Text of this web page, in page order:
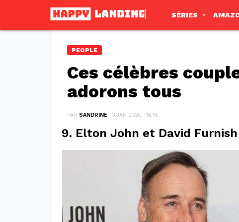
SÉRIES
PEOPLE
Ces célèbres
adorons tous
PAR SANDRINE 3 JAN 2020, · 16:18
9. Elton John et David Furnish